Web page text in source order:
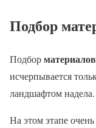
Подбор
Подборматериалов
исчерпывается
ландшафтом надела.
На этом этапе